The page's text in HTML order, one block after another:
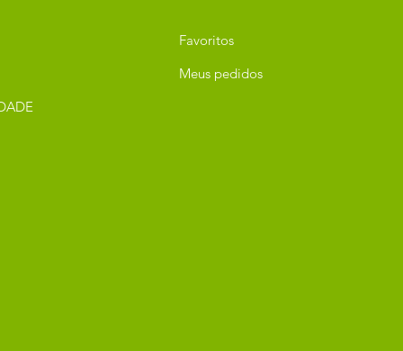
Favoritos
Meus pedidos